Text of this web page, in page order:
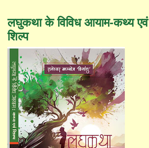
लघुकथा के विविध आयाम-कथ्य एवं
शिल्प